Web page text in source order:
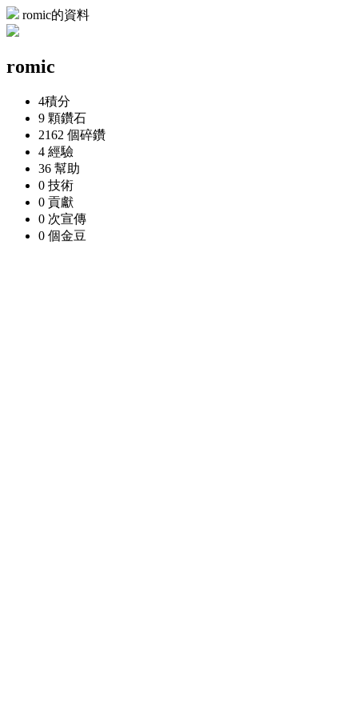
romic的資料
romic
4積分
9 顆鑽石
2162 個碎鑽
4 經驗
36 幫助
0 技術
0 貢獻
0 次宣傳
0 個金豆